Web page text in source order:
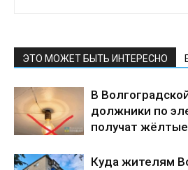
ЭТО МОЖЕТ БЫТЬ ИНТЕРЕСНО
В
должники по
получат
Куда жителям